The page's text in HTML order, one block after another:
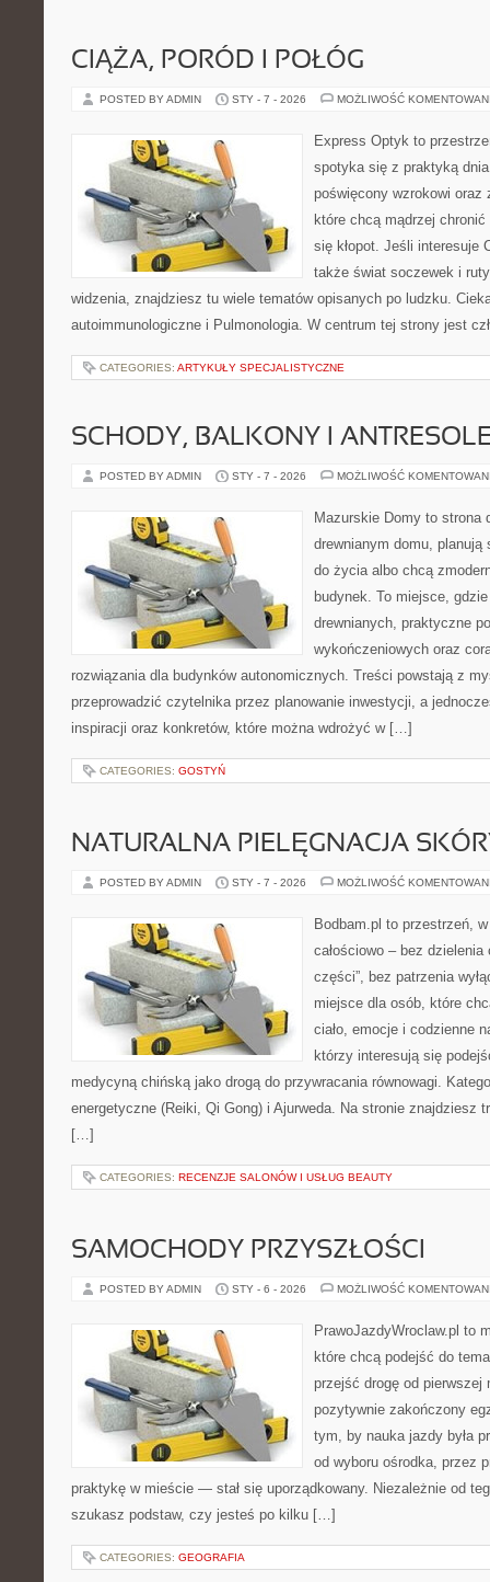
CIĄŻA, PORÓD I POŁÓG
POSTED BY ADMIN STY - 7 - 2026 MOŻLIWOŚĆ
Express Optyk to
spotyka się z praktyką
poświęcony wzrokowi oraz
które chcą mądrzej
się kłopot. Jeśli interesuje
także świat soczewek i
widzenia, znajdziesz tu wiele tematów opisanych po ludzku.
autoimmunologiczne i Pulmonologia. W centrum tej strony jest
CATEGORIES: ARTYKUŁY SPECJALISTYCZNE
SCHODY, BALKONY I
POSTED BY ADMIN STY - 7 - 2026 MOŻLIWOŚĆ
Mazurskie Domy to strona
drewnianym domu, planują
do życia albo chcą
budynek. To miejsce,
drewnianych, praktyczne
wykończeniowych oraz
rozwiązania dla budynków autonomicznych. Treści powstają z
przeprowadzić czytelnika przez planowanie inwestycji, a
inspiracji oraz konkretów, które można wdrożyć w […]
CATEGORIES: GOSTYŃ
NATURALNA PIELĘGNACJA
POSTED BY ADMIN STY - 7 - 2026 MOŻLIWOŚĆ
Bodbam.pl to przestrzeń,
całościowo – bez dzielenia
części”, bez patrzenia
miejsce dla osób, które
ciało, emocje i codzienne
którzy interesują się
medycyną chińską jako drogą do przywracania równowagi.
energetyczne (Reiki, Qi Gong) i Ajurweda. Na stronie znajdziesz
[…]
CATEGORIES: RECENZJE SALONÓW I USŁUG BEAUTY
SAMOCHODY PRZYSZŁOŚCI
POSTED BY ADMIN STY - 6 - 2026 MOŻLIWOŚĆ
PrawoJazdyWroclaw.pl to
które chcą podejść do
przejść drogę od pierwszej
pozytywnie zakończony
tym, by nauka jazdy była
od wyboru ośrodka, przez
praktykę w mieście — stał się uporządkowany. Niezależnie od
szukasz podstaw, czy jesteś po kilku […]
CATEGORIES: GEOGRAFIA